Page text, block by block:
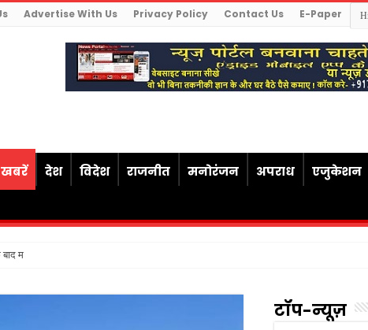
Advertise With Us Privacy Policy Contact Us E-Paper
खबरें देश विदेश राजनीत मनोरंजन अपराध एजुकेशन
मृत्यु तक जेल में रखने की
टॉप-न्यूज़